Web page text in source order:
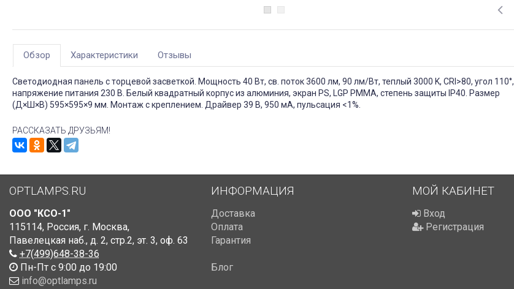
Обзор Характеристики Отзывы
Светодиодная панель с торцевой заcветкой. Мощность 40 Вт, св. поток 3600 лм, 90 лм/Вт, теплый 3000 K, CRI>80, угол 110°,
напряжение питания 230 В. Белый квадратный корпус из алюминия, экран PS, LGP PMMA, степень защиты IP40. Размер
(Д×Ш×В) 595×595×9 мм. Монтаж с креплением. Драйвер 39 В, 950 мА, пульсация <1%.
РАССКАЗАТЬ ДРУЗЬЯМ!
OPTLAMPS.RU
ООО "КСО-1"
115114, Россия, г. Москва,
Павелецкая наб., д. 2, стр.2, эт. 3, оф. 63
+7(499)648-38-36
Пн-Пт с 9:00 до 19:00
info@optlamps.ru
ИНФОРМАЦИЯ
Доставка
Оплата
Гарантия
Блог
МОЙ КАБИНЕТ
Вход
Регистрация